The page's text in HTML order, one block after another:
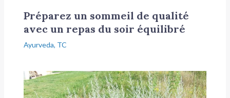
Préparez un sommeil de qualité
avec un repas du soir équilibré
Ayurveda, TC